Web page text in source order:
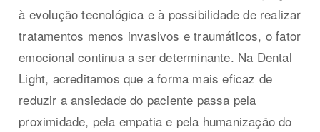
à evolução tecnológica e à possibilidade de realizar
tratamentos menos invasivos e traumáticos, o fator
emocional continua a ser determinante. Na Dental
Light, acreditamos que a forma mais eficaz de
reduzir a ansiedade do paciente passa pela
proximidade, pela empatia e pela humanização do